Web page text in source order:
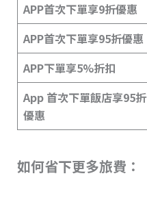
APP首次下單享9折優惠
APP首次下單享95折優惠
APP下單享5%折扣
App 首次下單飯店享95折
優惠
如何省下更多旅費：